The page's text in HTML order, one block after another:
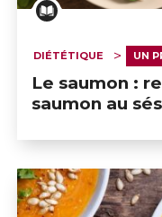
DIÉTÉTIQUE UN
Le saumon :
saumon au